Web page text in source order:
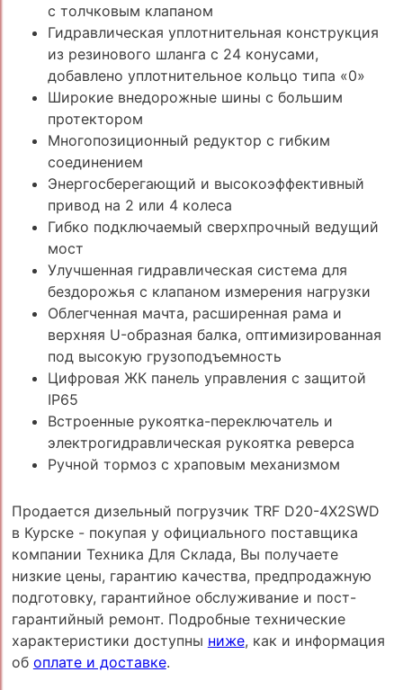
с толчковым клапаном
Гидравлическая уплотнительная конструкция
из резинового шланга с 24 конусами,
добавлено уплотнительное кольцо типа «0»
Широкие внедорожные шины с большим
протектором
Многопозиционный редуктор с гибким
соединением
Энергосберегающий и высокоэффективный
привод на 2 или 4 колеса
Гибко подключаемый сверхпрочный ведущий
мост
Улучшенная гидравлическая система для
бездорожья с клапаном измерения нагрузки
Облегченная мачта, расширенная рама и
верхняя U-образная балка, оптимизированная
под высокую грузоподъемность
Цифровая ЖК панель управления с защитой
IP65
Встроенные рукоятка-переключатель и
электрогидравлическая рукоятка реверса
Ручной тормоз с храповым механизмом
Продается дизельный погрузчик TRF D20-4X2SWD
в Курске - покупая у официального поставщика
компании Техника Для Склада, Вы получаете
низкие цены, гарантию качества, предпродажную
подготовку, гарантийное обслуживание и пост-
гарантийный ремонт. Подробные технические
характеристики доступны ниже, как и информация
об оплате и доставке.